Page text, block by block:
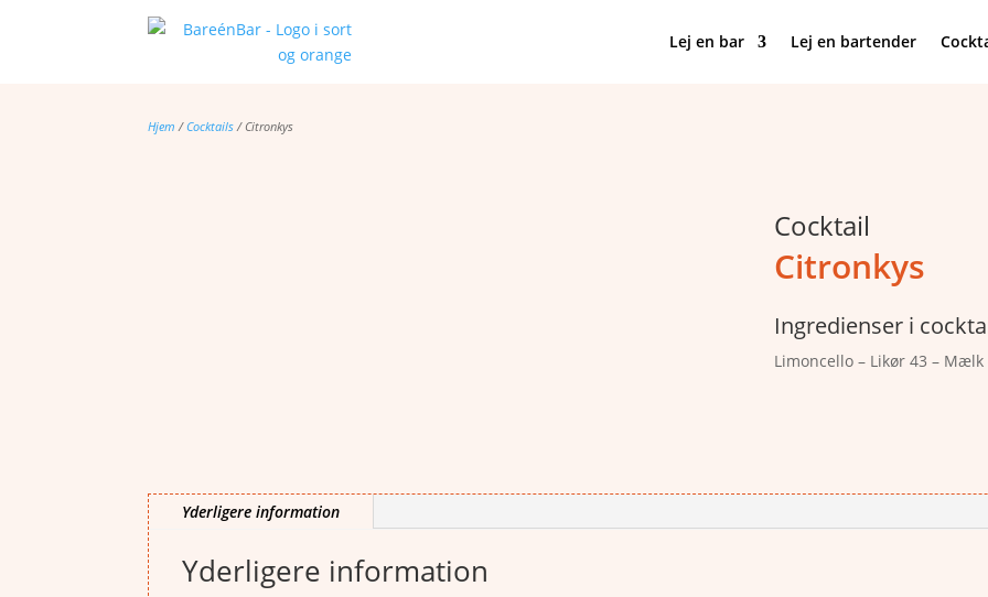
Lej en bar Lej en bartender
Hjem /Cocktails / Citronkys
Cocktail
Citronkys
Ingredienser i
Limoncello – Likør 43 –
Yderligere information
Yderligere information